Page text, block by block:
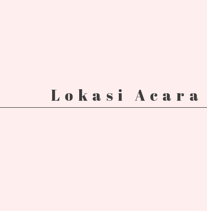
Lokasi Acara